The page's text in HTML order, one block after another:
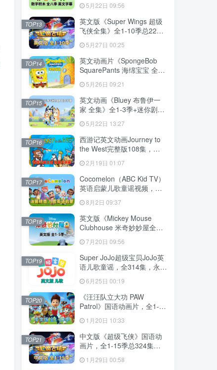
198集，1080P高清视频带英
文字幕，带配套音频MP3，
百度网盘下载！
5月22日 09:56
英文版《Super Wings 超级
飞侠全集》全1-10季总224
字幕，带配套音频MP3，百
度网盘下载！
5月27日 00:25
TOP13
英文动画片《SpongeBob
SquarePants 海绵宝宝 全
清视频带英文字幕，百度网
盘下载！
5月26日 09:21
TOP14
英文动画《Bluey 布鲁伊一
家 全集》全1-3季+迷你剧共
文字幕，送音频MP3，百度
网盘下载！
5月22日 13:27
TOP15
西游记英文动画Journey to
the West完整版108集，
幕，百度网盘下载！
2月19日 01:07
TOP16
Cocomelon（ABC Kid TV）
英语启蒙儿歌童谣视频，全
1199集，1080P高清视频带
英文字幕，带音频MP3，百
度网盘下载！
8月2日 09:37
TOP17
英文版《Mickey Mouse
Clubhouse 米奇妙妙屋全
集》全1-5季总148集，
1080P高清视频带英文字
幕，带配套音频MP3，百度
网盘下载！
7月20日 09:56
TOP18
Super JoJo超级宝贝JoJo英
语儿歌童谣，全314集，永久
免费更新，1080P高清视频
带英文字幕，百度网盘下
载！
6月25日 00:19
TOP19
《汪汪队立大功 PAW
Patrol》国语动画片，全1-10
季总257集，1080P高清视
频，百度网盘下载！
1月20日 10:33
TOP20
中文版《超级飞侠》国语动
画片，全1-15季总324集，
1080P高清视频带中文字
幕，百度网盘下载！
1月29日 00:58
TOP21